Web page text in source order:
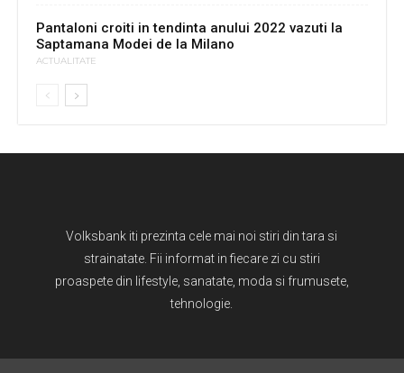
Pantaloni croiti in tendinta anului 2022 vazuti la
Saptamana Modei de la Milano
ACTUALITATE
Volksbank iti prezinta cele mai noi stiri din tara si
strainatate. Fii informat in fiecare zi cu stiri
proaspete din lifestyle, sanatate, moda si frumusete,
tehnologie.